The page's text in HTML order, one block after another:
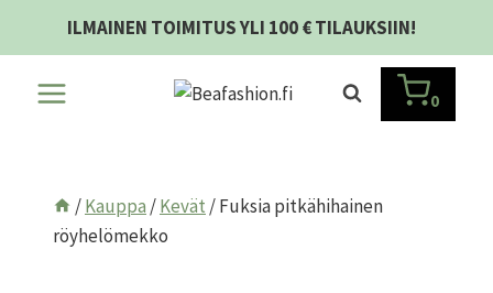
ILMAINEN TOIMITUS YLI 100 € TILAUKSIIN!
0
/Kauppa /Kevät /Fuksia pitkähihainen
röyhelömekko